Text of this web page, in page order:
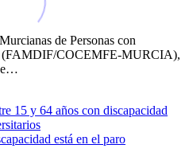
de Personas con
(FAMDIF/COCEMFE-MURCIA),
está en el paro